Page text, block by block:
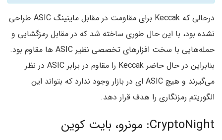
درحالی که Keccak برای مقاومت در مقابل ماینینگ ASIC طراحی
نشده بود، با این حال طوری ساخته شد که در مقابل رمزگشایی و
حمله‌هایی با سخت افزارهای تخصصی نظیر ASIC ها مقاوم بود.
بنابراین در حال حاضر Keccak را مقاوم در برابر ASIC در نظر
می‌گیرند و هیچ ASIC ای در بازار وجود ندارد که بتواند این
الگوریتم‌ رمزنگاری را هدف قرار دهد.
CryptoNight: مونرو، بایت کوین